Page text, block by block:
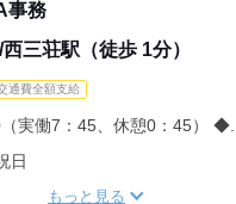
事務
三荘駅（徒歩 1分）
通費全額支給
実働7：45、休憩0：45） ◆...
日
もっと見る